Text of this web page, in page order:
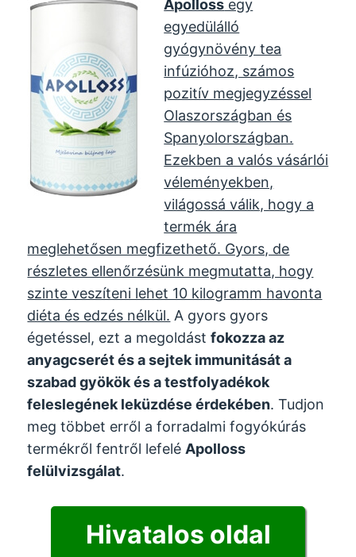
Apolloss egy
egyedülálló
gyógynövény tea
infúzióhoz, számos
pozitív megjegyzéssel
Olaszországban és
Spanyolországban.
Ezekben a valós vásárlói
véleményekben,
világossá válik, hogy a
termék ára
meglehetősen megfizethető. Gyors, de
részletes ellenőrzésünk megmutatta, hogy
szinte veszíteni lehet 10 kilogramm havonta
diéta és edzés nélkül. A gyors gyors
égetéssel, ezt a megoldástfokozza az
anyagcserét és a sejtek immunitását a
szabad gyökök és a testfolyadékok
feleslegének leküzdése érdekében. Tudjon
meg többet erről a forradalmi fogyókúrás
termékről fentről lefelé Apolloss
felülvizsgálat.
Hivatalos oldal